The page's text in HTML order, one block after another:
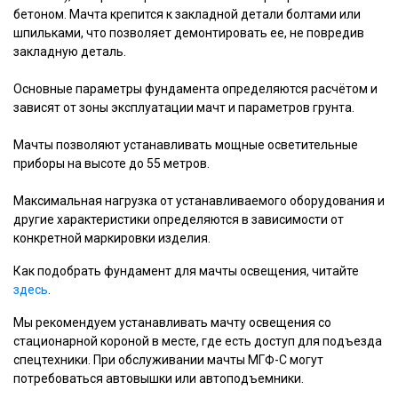
бетоном. Мачта крепится к закладной детали болтами или
шпильками, что позволяет демонтировать ее, не повредив
закладную деталь.
Основные параметры фундамента определяются расчётом и
зависят от зоны эксплуатации мачт и параметров грунта.
Мачты позволяют устанавливать мощные осветительные
приборы на высоте до 55 метров.
Максимальная нагрузка от устанавливаемого оборудования и
другие характеристики определяются в зависимости от
конкретной маркировки изделия.
Как подобрать фундамент для мачты освещения, читайте
здесь
Мы рекомендуем устанавливать мачту освещения со
стационарной короной в месте, где есть доступ для подъезда
спецтехники. При обслуживании мачты МГФ-С могут
потребоваться автовышки или автоподъемники.